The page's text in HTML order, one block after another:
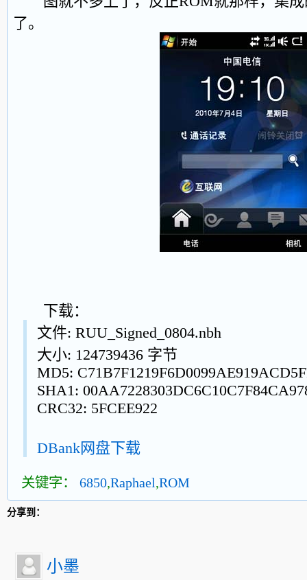
了。
下载：
文件: RUU_Signed_0804.nbh
大小: 124739436 字节
MD5:
SHA1:
CRC32: 5FCEE922
DBank网盘下载
关键字： 6850,Raphael,ROM
分享到：
小墨